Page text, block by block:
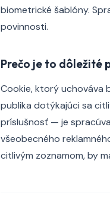
biometrické šablóny.
povinnosti.
Prečo je to dôležité
Cookie, ktorý uchováva
publika dotýkajúci sa
príslušnosť — je
všeobecného
citlivým zoznamom, by